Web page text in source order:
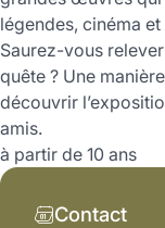
légendes, cinéma
Saurez-vous
quête ? Une
découvrir
amis.
à partir de 10 ans
Contact